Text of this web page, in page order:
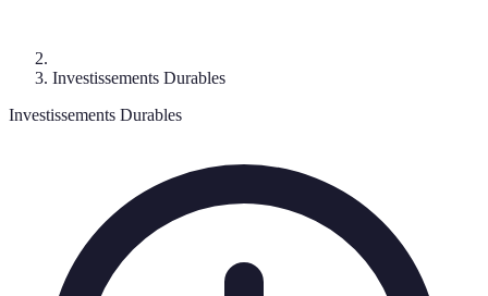
Investissements Durables
Investissements Durables